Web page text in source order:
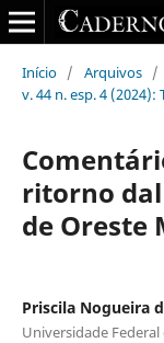
Início / Arquivos /
v. 44 n. esp. 4
ritorno
de Oreste
Priscila Nogueira
Universidade Federal